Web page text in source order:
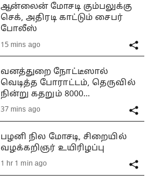
ஆன்லைன் மோசடி கும்பலுக்கு
செக், அதிரடி காட்டும் சைபர்
போலீஸ்
15 mins ago
வனத்துறை நோட்டீஸால்
வெடித்த போராட்டம், தெருவில்
நின்று கதறும் 8000
குடும்பங்கள்
37 mins ago
பழனி நில மோசடி, சிறையில்
வழக்கறிஞர் உயிரிழப்பு
1 hr 1 min ago